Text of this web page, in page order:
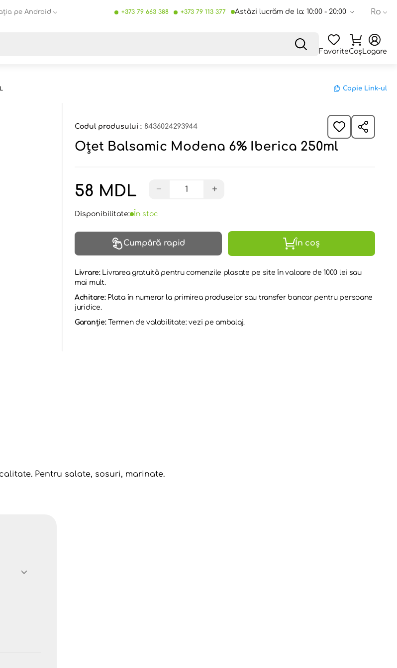
pe Android +373 79 663 388 +373 79 113 377 Astăzi lucrăm de la: 10:00 - 20:00 Ro
FavoriteCoșLogare
Copie Link-ul
Codul produsului : 8436024293944
Oțet Balsamic Modena 6% Iberica 250ml
58 MDL − +
Disponibilitate: În stoc
Cumpără rapid În coș
Livrare: Livrarea gratuită pentru comenzile plasate pe site în valoare de 1000 lei sau
mai mult.
Achitare: Plata în numerar la primirea produselor sau transfer bancar pentru persoane
juridice.
Garanție:Termen de valabilitate: vezi pe ambalaj.
Pentru salate, sosuri, marinate.